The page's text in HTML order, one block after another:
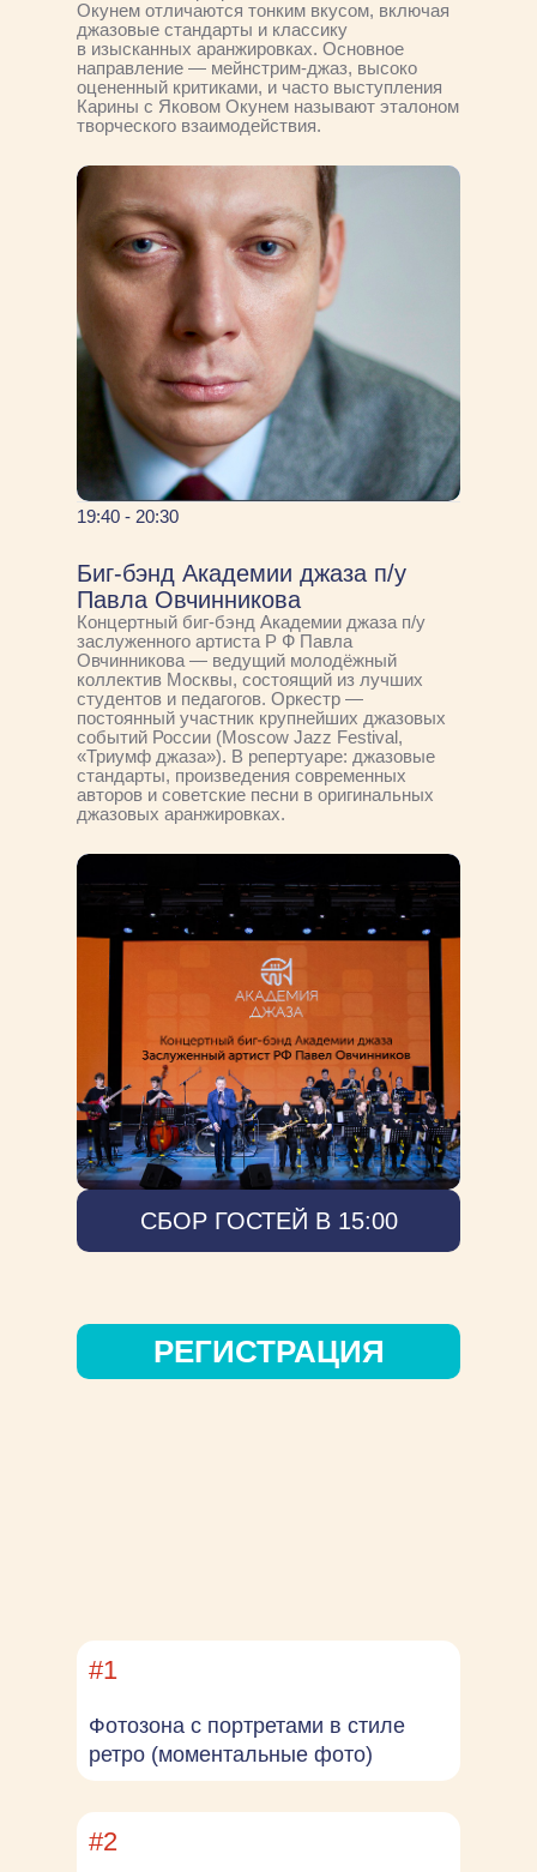
Окунем отличаются тонким вкусом, включая
джазовые стандарты и классику
в изысканных аранжировках. Основное
направление — мейнстрим-джаз, высоко
оцененный критиками, и часто выступления
Карины с Яковом Окунем называют эталоном
творческого взаимодействия.
19:40 - 20:30
Биг-бэнд Академии джаза п/у
Павла Овчинникова
Концертный биг-бэнд Академии джаза п/у
заслуженного артиста Р Ф Павла
Овчинникова — ведущий молодёжный
коллектив Москвы, состоящий из лучших
студентов и педагогов. Оркестр —
постоянный участник крупнейших джазовых
событий России (Moscow Jazz Festival,
«Триумф джаза»). В репертуаре: джазовые
стандарты, произведения современных
авторов и советские песни в оригинальных
джазовых аранжировках.
СБОР ГОСТЕЙ В 15:00
РЕГИСТРАЦИЯ
#2
#1
Фотозона с портретами в стиле
ретро (моментальные фото)